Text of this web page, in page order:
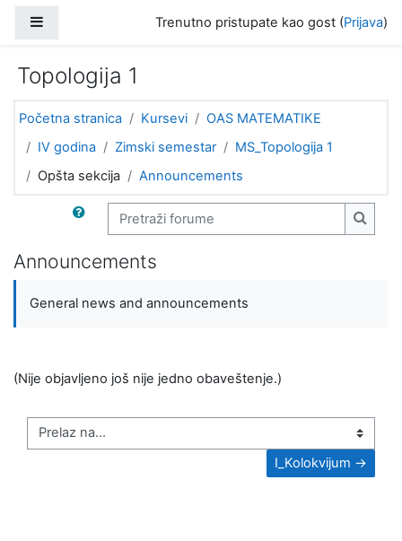
Trenutno pristupate kao gost (Prijava)
Topologija 1
Početna stranica Kursevi
OAS MATEMATIKE
IV godina
Zimski semestar
MS_Topologija 1
Opšta sekcija
Announcements
Pretraži forume
Announcements
General news and announcements
(Nije objavljeno još nije jedno obaveštenje.)
Prelaz na...
I_Kolokvijum →